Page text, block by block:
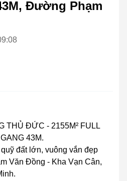
Đường Phạm
THỦ ĐỨC - 2155M² FULL
43M.
đất lớn, vuông vắn đẹp
Văn Đồng - Kha Vạn Cân,